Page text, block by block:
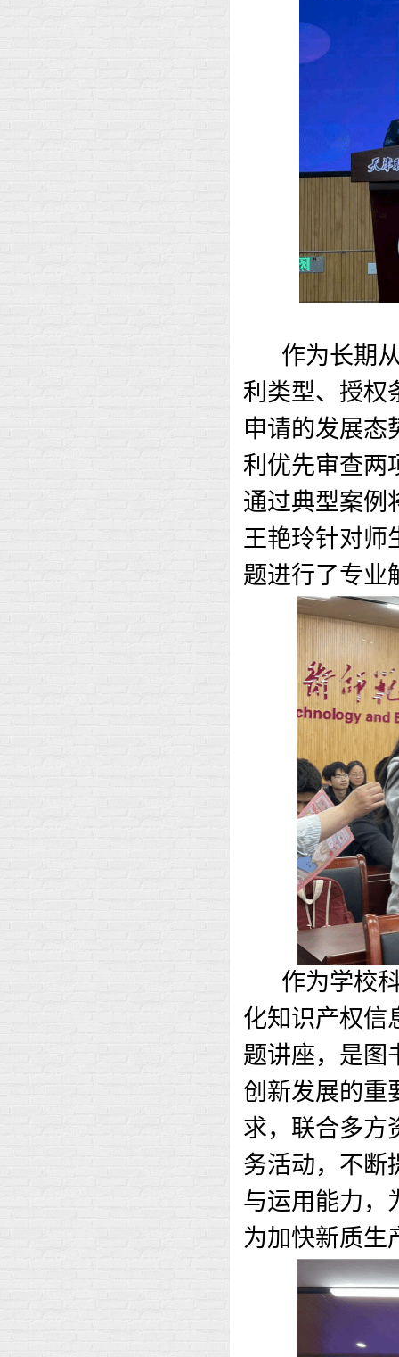
作为长期
利类型、授权
申请的发展态
利优先审查两
通过典型案例
王艳玲针对师
题进行了专业
作为学校
化知识产权信
题讲座，是图
创新发展的重
求，联合多方
务活动，不断
与运用能力，
为加快新质生